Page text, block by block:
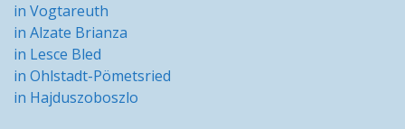
in Vogtareuth
in Alzate Brianza
in Lesce Bled
in Ohlstadt-Pömetsried
in Hajduszoboszlo